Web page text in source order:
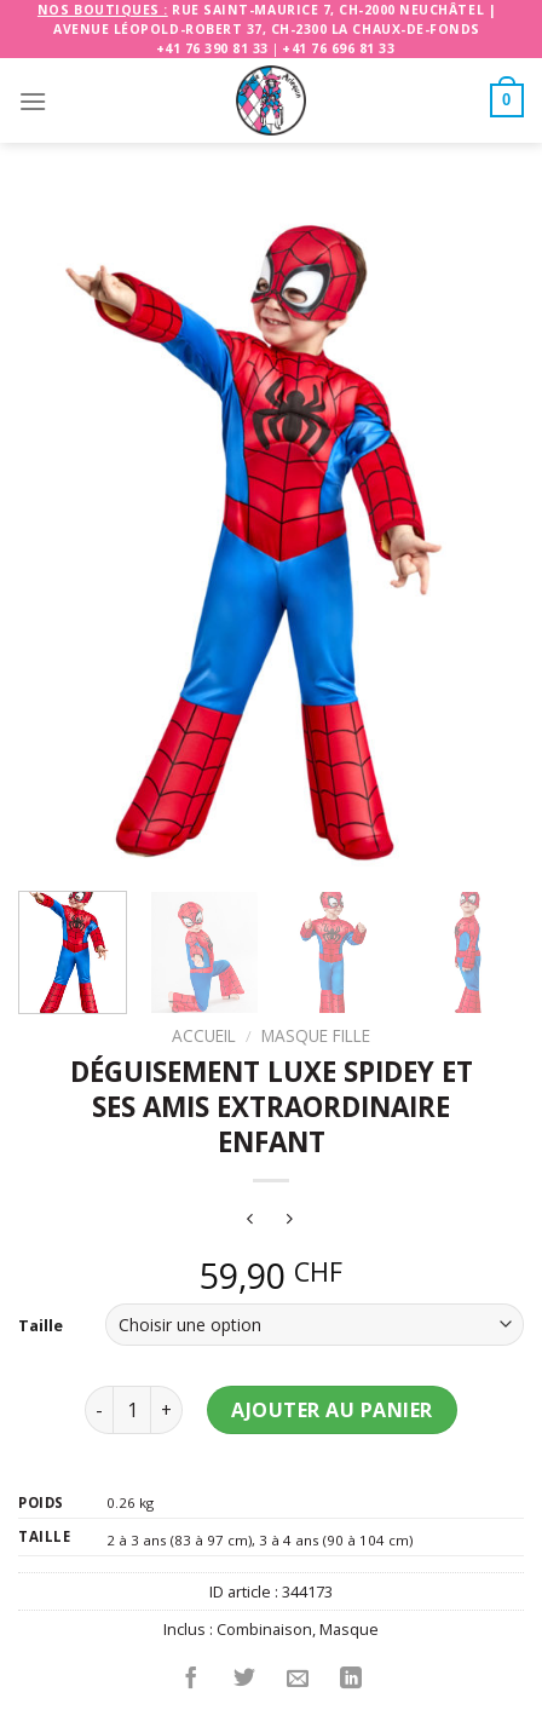
NOS BOUTIQUES : RUE SAINT-MAURICE 7, CH-2000 NEUCHÂTEL |
AVENUE LÉOPOLD-ROBERT 37, CH-2300 LA CHAUX-DE-FONDS
+41 76 390 81 33 | +41 76 696 81 33
0
ACCUEIL / MASQUE FILLE
DÉGUISEMENT LUXE SPIDEY ET
SES AMIS EXTRAORDINAIRE
ENFANT
59,90 CHF
Taille
quantité de Déguisement luxe Spidey et ses amis
AJOUTER AU PANIER
POIDS
0.26 kg
TAILLE
2 à 3 ans (83 à 97 cm), 3 à 4 ans (90 à 104 cm)
ID article : 344173
Inclus : Combinaison,Masque